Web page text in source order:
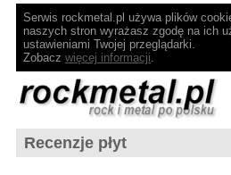
Serwis rockmetal.pl używa plików
naszych stron wyrażasz zgodę na ich
ustawieniami Twojej przeglądarki.
Zobacz więcej informacji.
Recenzje płyt